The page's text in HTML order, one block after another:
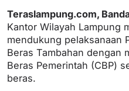
Teraslampung.com,
Kantor Wilayah Lampung
mendukung pelaksanaan
Beras Tambahan dengan
Beras Pemerintah (CBP)
beras.